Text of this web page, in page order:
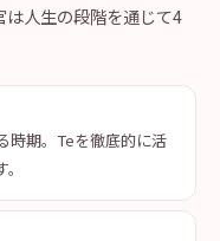
人生の段階を通じて4
時期。Teを徹底的に活